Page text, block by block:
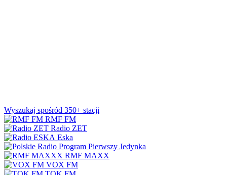
Wyszukaj spośród 350+ stacji
RMF FM
Radio ZET
Eska
Jedynka
RMF MAXX
VOX FM